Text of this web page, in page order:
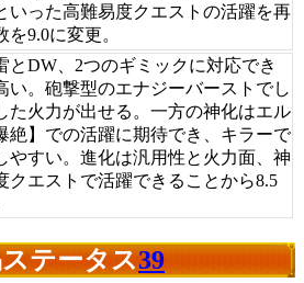
いった高難易度クエストの活躍を再
を9.0に変更。
とDW、2つのギミックに対応でき
い。砲撃型のエナジーバーストでし
た火力が出せる。一方の神化はエル
絶】での活躍に期待でき、キラーで
やすい。進化は汎用性と火力面、神
クエストで活躍できることから8.5
テータス39